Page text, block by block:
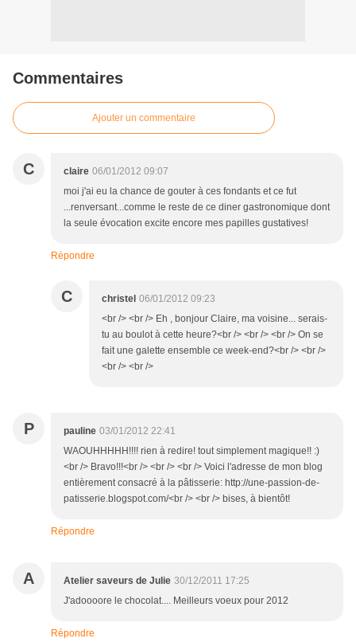
Commentaires
Ajouter un commentaire
C claire 06/01/2012 09:07
moi j'ai eu la chance de gouter à ces fondants et ce fut
...renversant...comme le reste de ce diner gastronomique dont
la seule évocation excite encore mes papilles gustatives!
Répondre
C christel 06/01/2012 09:23
<br /> <br /> Eh , bonjour Claire, ma voisine... serais-
tu au boulot à cette heure?<br /> <br /> <br /> On se
fait une galette ensemble ce week-end?<br /> <br />
<br /> <br />
P pauline 03/01/2012 22:41
WAOUHHHHH!!!! rien à redire! tout simplement magique!! :)
<br /> Bravo!!!<br /> <br /> <br /> Voici l'adresse de mon blog
entièrement consacré à la pâtisserie: http://une-passion-de-
patisserie.blogspot.com/<br /> <br /> bises, à bientôt!
Répondre
A Atelier saveurs de Julie 30/12/2011 17:25
J'adoooore le chocolat.... Meilleurs voeux pour 2012
Répondre